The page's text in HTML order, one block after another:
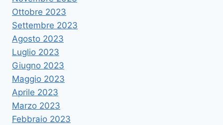
Ottobre 2023
Settembre 2023
Agosto 2023
Luglio 2023
Giugno 2023
Maggio 2023
Aprile 2023
Marzo 2023
Febbraio 2023